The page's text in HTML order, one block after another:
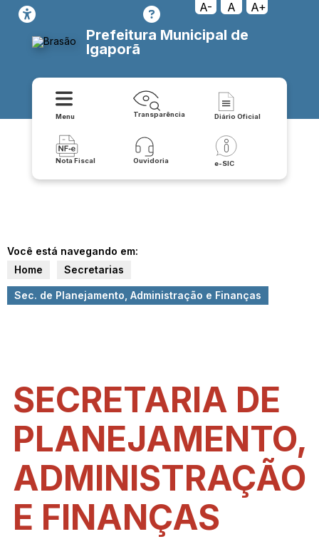
A- A A+
Prefeitura Municipal de
Igaporã
Menu Transparência Diário Oficial
Nota Fiscal Ouvidoria e-SIC
Você está navegando em:
Home
Secretarias
Sec. de Planejamento, Administração e Finanças
SECRETARIA DE
PLANEJAMENTO,
ADMINISTRAÇÃO
E FINANÇAS